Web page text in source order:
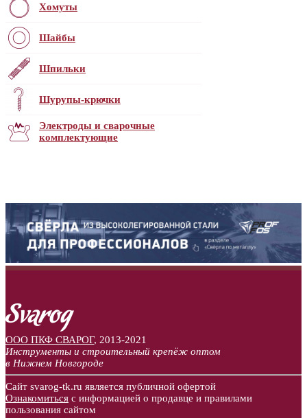
Хомуты
Шайбы
Шпильки
Шурупы-крючки
Электроды и сварочные
комплектующие
ООО ПКФ СВАРОГ, 2013-2021
Инструменты и строительный крепёж оптом
в Нижнем Новгороде
Сайт svarog-tk.ru является публичной офертой
Ознакомиться с информацией о продавце и правилами
пользования сайтом